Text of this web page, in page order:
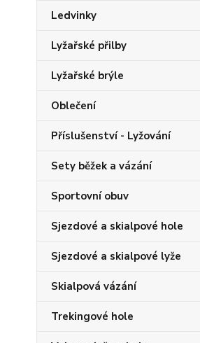
Ledvinky
Lyžařské přilby
Lyžařské brýle
Oblečení
Příslušenství - Lyžování
Sety běžek a vázání
Sportovní obuv
Sjezdové a skialpové hole
Sjezdové a skialpové lyže
Skialpová vázání
Trekingové hole